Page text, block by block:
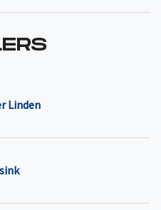
Linden